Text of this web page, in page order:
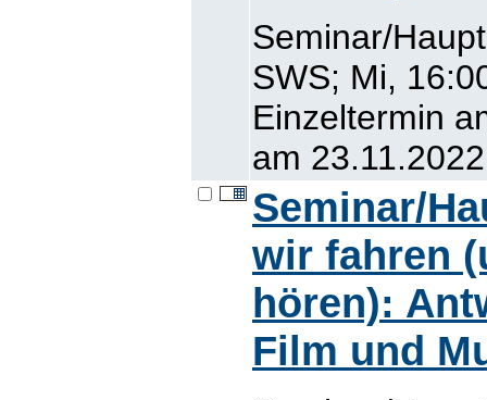
Seminar/
SWS; Mi,
Einzeltermin
am
Seminar/
wir fahren
hören):
Film und